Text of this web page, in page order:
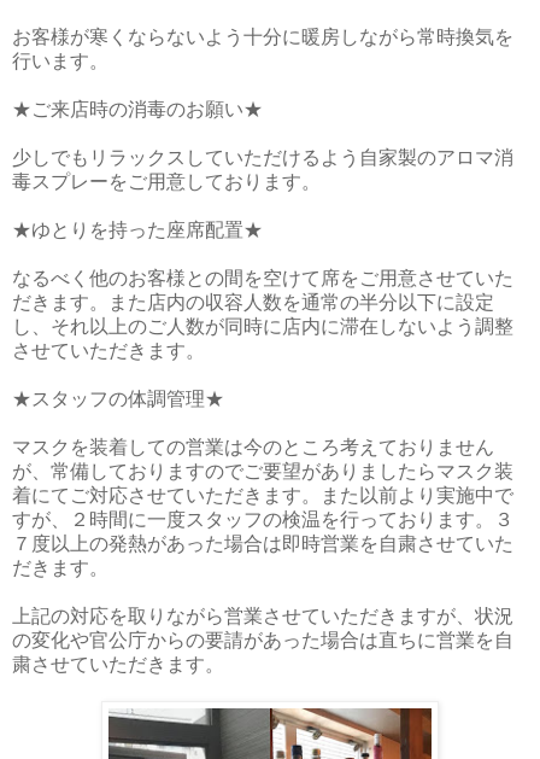
お客様が寒くならないよう十分に暖房しながら常時換気を
行います。
★ご来店時の消毒のお願い★
少しでもリラックスしていただけるよう自家製のアロマ消
毒スプレーをご用意しております。
★ゆとりを持った座席配置★
なるべく他のお客様との間を空けて席をご用意させていた
だきます。また店内の収容人数を通常の半分以下に設定
し、それ以上のご人数が同時に店内に滞在しないよう調整
させていただきます。
★スタッフの体調管理★
マスクを装着しての営業は今のところ考えておりません
が、常備しておりますのでご要望がありましたらマスク装
着にてご対応させていただきます。また以前より実施中で
すが、２時間に一度スタッフの検温を行っております。３
７度以上の発熱があった場合は即時営業を自粛させていた
だきます。
上記の対応を取りながら営業させていただきますが、状況
の変化や官公庁からの要請があった場合は直ちに営業を自
粛させていただきます。